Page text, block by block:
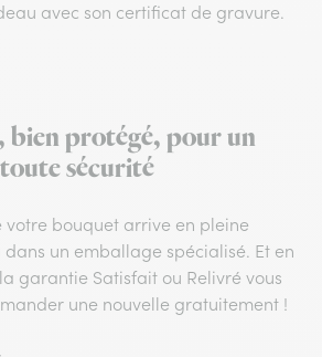
avec son certificat de gravure.
bien protégé, pour un
sécurité
votre bouquet arrive en pleine
un emballage spécialisé. Et en
garantie Satisfait ou Relivré vous
une nouvelle gratuitement !